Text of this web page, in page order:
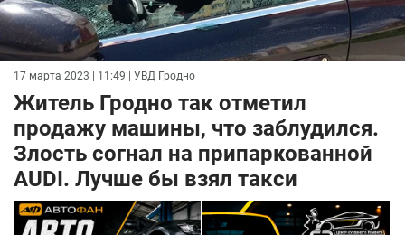
17 марта 2023 | 11:49 | УВД Гродно
Житель Гродно так отметил
продажу машины, что заблудился.
Злость согнал на припаркованной
AUDI. Лучше бы взял такси